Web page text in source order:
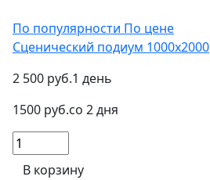
По популярности По цене
Сценический подиум 1000x2000
2 500 руб.1 день
1500 руб.со 2 дня
В корзину